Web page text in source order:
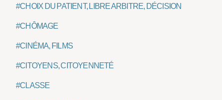
#CHOIX DU PATIENT, LIBRE ARBITRE, DÉCISION
#CHÔMAGE
#CINÉMA, FILMS
#CITOYENS, CITOYENNETÉ
#CLASSE